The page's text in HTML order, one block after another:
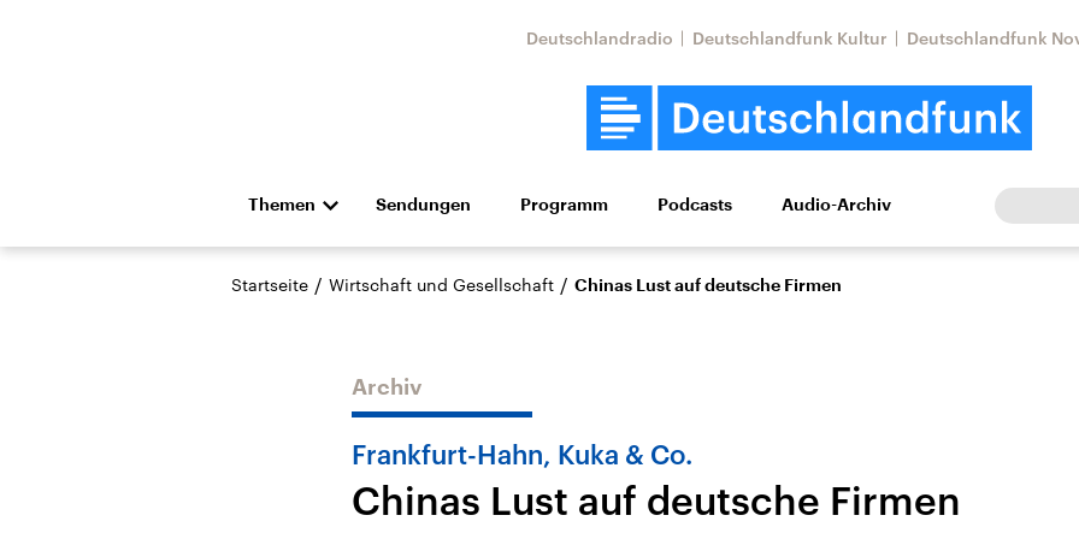
Deutschlandradio Deutschlandfunk Kultur Deutschlandfunk
Themen
Die Nachrichten Politik Wirtschaft Wissen Kultur Europa
Hörspiel und Feature Musik
Landtagswahl Sachsen-
Nahostkonflikt
Iran
Sendungen Programm Podcasts Audio-Archiv
Startseite / Wirtschaft und Gesellschaft / Chinas Lust auf deutsche Firmen
Archiv
Frankfurt-Hahn, Kuka & Co.
Chinas Lust auf deutsche Firmen